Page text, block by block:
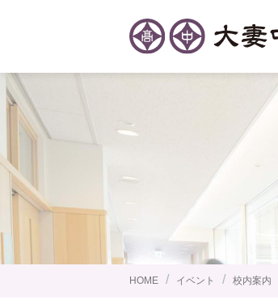
HOME / イベント / 校内案内